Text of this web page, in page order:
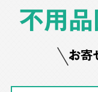
不用
お寄